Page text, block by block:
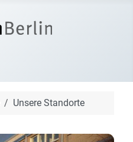
Unsere Standorte